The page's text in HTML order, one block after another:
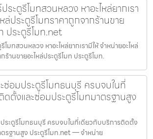
ระตูรีโมทสวนหลวง หาอะไหล่ยากเรา
ล่ประตูรีโมทราคาถูกจากร้านขาย
ประตูรีโมท.net
มทสวนหลวง หาอะไหล่ยากเรามีให้ จำหน่ายอะไหล่
ร้านขายอะไหล่ประตูรีโมท ประตูรีโมท.
ซ่อมประตูรีโมทธนบุรี ครบจบในที่
ดตั้งและซ่อมประตูรีโมทมาตรฐานสูง
ระตูรีโมทธนบุรี ครบจบในที่เดียวกับบริการติดตั้ง
รฐานสูง ประตูรีโมท.net — จำหน่าย